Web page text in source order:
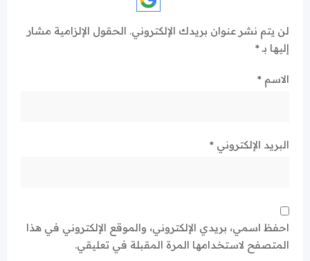
لن يتم نشر عنوان بريدك الإلكتروني. الحقول الإلزامية مشار
إليها بـ*
الاسم *
البريد الإلكتروني *
احفظ اسمي، بريدي الإلكتروني، والموقع الإلكتروني في هذا
المتصفح لاستخدامها المرة المقبلة في تعليقي.